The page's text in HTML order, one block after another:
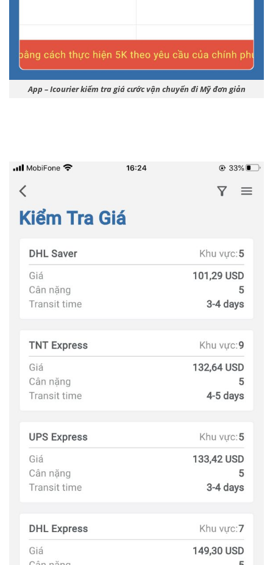
App – Icourier kiểm tra giá cước vận chuyển đi Mỹ đơn giản